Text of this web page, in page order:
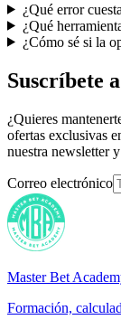
¿Qué error
¿Qué
¿Cómo sé si la
Suscríbete
¿Quieres
ofertas exclusivas
nuestra newsletter
Correo electrónico
Master Bet
Formación,